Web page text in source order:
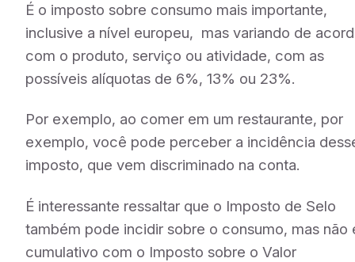
É o imposto sobre consumo mais importante,
inclusive a nível europeu, masvariando de
com o produto, serviço ou atividade, com as
possíveis alíquotas de 6%, 13% ou 23%.
Por exemplo, ao comer em um restaurante, por
exemplo, você pode perceber a incidência
imposto, que vem discriminado na conta.
É interessante ressaltar que o Imposto de Selo
também pode incidir sobre o consumo, mas não
cumulativo com o Imposto sobre o Valor